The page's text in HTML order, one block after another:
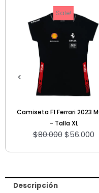
Camiseta Daft Punk 5
$60.000
Descripción